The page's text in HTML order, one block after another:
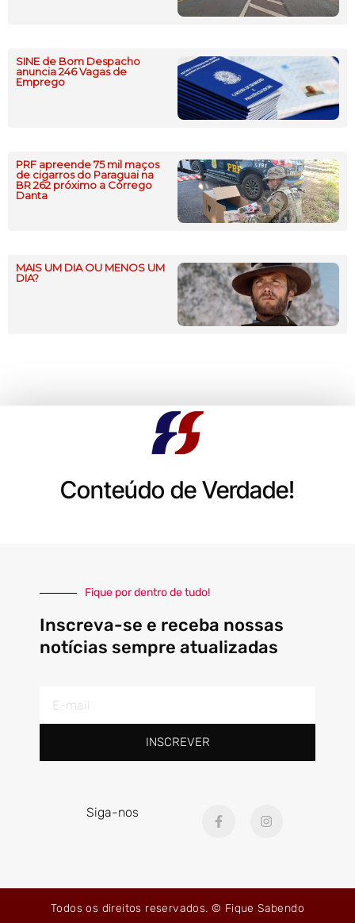
SINE de Bom Despacho
anuncia 246 Vagas de
Emprego
PRF apreende 75 mil maços
de cigarros do Paraguai na
BR 262 próximo a Córrego
Danta
MAIS UM DIA OU MENOS UM
DIA?
Conteúdo de Verdade!
Fique por dentro de tudo!
Inscreva-se e receba nossas
notícias sempre atualizadas
mail
INSCREVER
Siga-nos
a
o
-
n
r
m
Todos os direitos reservados. © Fique Sabendo